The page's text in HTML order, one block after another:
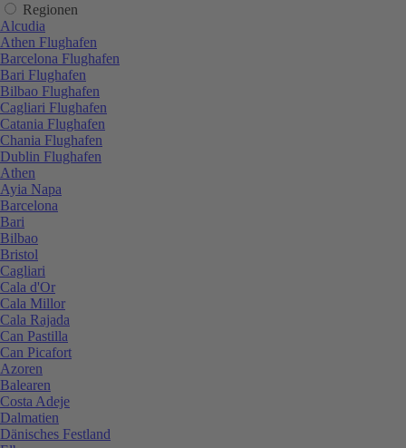
Regionen
Alcudia
Athen Flughafen
Barcelona Flughafen
Bari Flughafen
Bilbao Flughafen
Cagliari Flughafen
Catania Flughafen
Chania Flughafen
Dublin Flughafen
Athen
Ayia Napa
Barcelona
Bari
Bilbao
Bristol
Cagliari
Cala d'Or
Cala Millor
Cala Rajada
Can Pastilla
Can Picafort
Azoren
Balearen
Costa Adeje
Dalmatien
Dänisches Festland